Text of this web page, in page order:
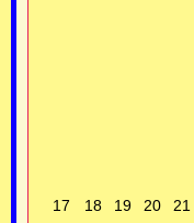
17 18 19 20 21